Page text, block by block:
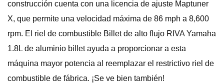
construcción cuenta con una licencia de ajuste Maptuner
X, que permite una velocidad máxima de 86 mph a 8,600
rpm. El riel de combustible Billet de alto flujo RIVA Yamaha
1.8L de aluminio billet ayuda a proporcionar a esta
máquina mayor potencia al reemplazar el restrictivo riel de
combustible de fábrica. ¡Se ve bien también!